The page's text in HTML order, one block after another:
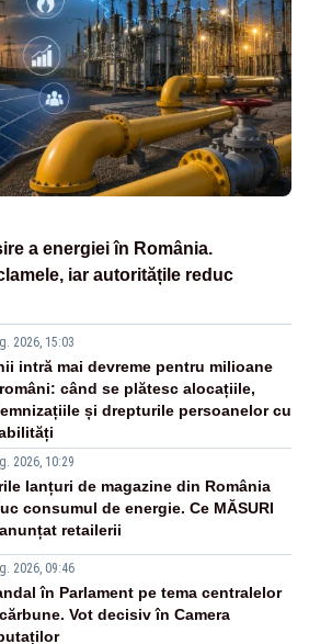
a energiei în România.
iar autoritățile reduc
2026, 15:03
intră mai devreme pentru milioane
când se plătesc alocațiile,
și drepturile persoanelor cu
2026, 10:29
lanțuri de magazine din România
consumul de energie. Ce MĂSURI
retailerii
2026, 09:46
în Parlament pe tema centralelor
Vot decisiv în Camera